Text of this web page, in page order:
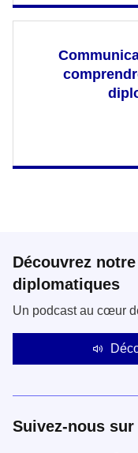
Découvrez
diplomatiques
Un podcast au cœur
Suivez-nous